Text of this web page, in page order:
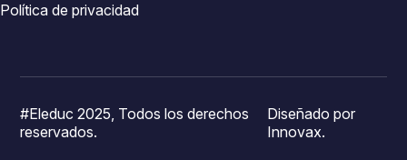
Política de privacidad
#Eleduc 2025, Todos los derechos
reservados.
Diseñado por
Innovax.